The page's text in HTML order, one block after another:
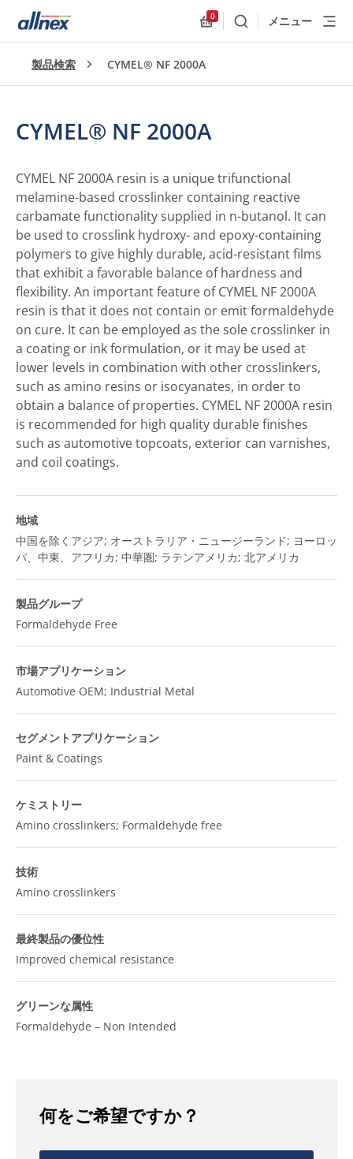
0
検索 メニュー
製品検索 CYMEL® NF 2000A
CYMEL® NF 2000A
CYMEL NF 2000A resin is a unique trifunctional
melamine-based crosslinker containing reactive
carbamate functionality supplied in n-butanol. It can
be used to crosslink hydroxy- and epoxy-containing
polymers to give highly durable, acid-resistant films
that exhibit a favorable balance of hardness and
flexibility. An important feature of CYMEL NF 2000A
resin is that it does not contain or emit formaldehyde
on cure. It can be employed as the sole crosslinker in
a coating or ink formulation, or it may be used at
lower levels in combination with other crosslinkers,
such as amino resins or isocyanates, in order to
obtain a balance of properties. CYMEL NF 2000A resin
is recommended for high quality durable finishes
such as automotive topcoats, exterior can varnishes,
and coil coatings.
地域
中国を除くアジア; オーストラリア・ニュージーランド; ヨーロッ
パ、中東、アフリカ; 中華圏; ラテンアメリカ; 北アメリカ
製品グループ
Formaldehyde Free
市場アプリケーション
Automotive OEM; Industrial Metal
セグメントアプリケーション
Paint & Coatings
ケミストリー
Amino crosslinkers; Formaldehyde free
技術
Amino crosslinkers
最終製品の優位性
Improved chemical resistance
グリーンな属性
Formaldehyde – Non Intended
何をご希望ですか？